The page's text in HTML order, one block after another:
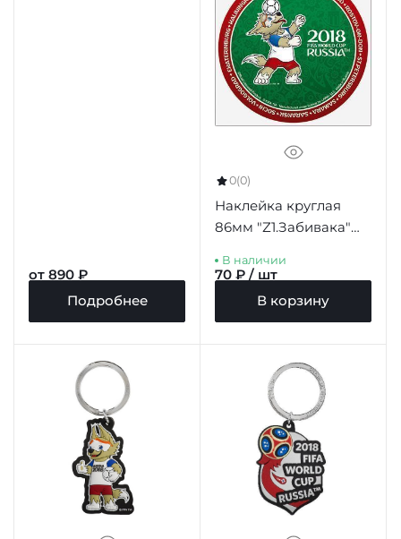
от 890 ₽
Подробнее
0(0)
Наклейка круглая
86мм "Z1.Забивака"
борт
В наличии
70 ₽ / шт
В корзину